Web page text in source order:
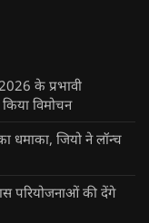
के प्रभावी
विमोचन
धमाका, जियो ने लॉन्च
परियोजनाओं की देंगे